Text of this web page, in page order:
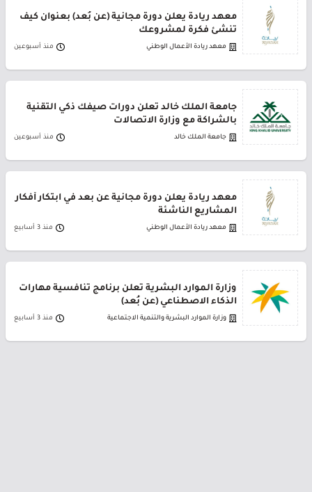
معهد ريادة يعلن دورة مجانية (عن بُعد) بعنوان كيف
تنشئ فكرة لمشروعك
معهد ريادة الأعمال الوطني منذ أسبوعين
جامعة الملك خالد تعلن دورات صيفك ذكي التقنية
بالشراكة مع وزارة الاتصالات
جامعة الملك خالد منذ أسبوعين
معهد ريادة يعلن دورة مجانية عن بعد في ابتكار أفكار
المشاريع الناشئة
معهد ريادة الأعمال الوطني منذ 3 أسابيع
وزارة الموارد البشرية تعلن برنامج تنافسية مهارات
الذكاء الاصطناعي (عن بُعد)
وزارة الموارد البشرية والتنمية الاجتماعية منذ 3 أسابيع